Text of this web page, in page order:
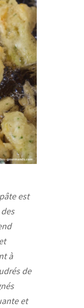
est
à
de
et